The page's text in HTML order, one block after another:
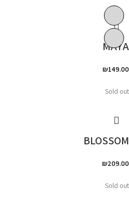
MAYA
₪149.00
Sold out
BLOSSOM
₪209.00
Sold out